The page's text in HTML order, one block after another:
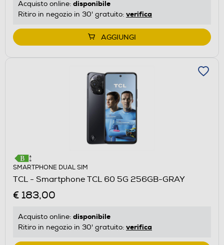
Acquisto online: disponibile
Ritiro in negozio in 30' gratuito: verifica
AGGIUNGI
SMARTPHONE DUAL SIM
TCL - Smartphone TCL 60 5G 256GB-GRAY
€ 183,00
Acquisto online: disponibile
Ritiro in negozio in 30' gratuito: verifica